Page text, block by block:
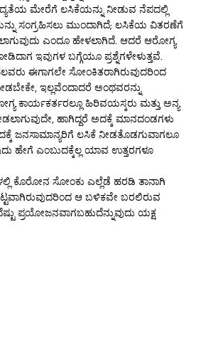
ಮೇರೆಗೆ ಲಸಿಕೆಯನ್ನು ನೀಡುವ ನೆಪದಲ್ಲಿ
ಸಂಗ್ರಹಿಸಲು ಮುಂದಾಗಿದೆ; ಲಸಿಕೆಯ ವಿತರಣೆಗೆ
ಎಂದೂ ಹೇಳಲಾಗಿದೆ. ಆದರೆ ಆರೋಗ್ಯ
ಇವುಗಳ ಬಗ್ಗೆಯೂ ಪ್ರಶ್ನೆಗಳೇಳುತ್ತವೆ.
ಈಗಾಗಲೇ ಸೋಂಕಿತರಾಗಿರುವುದರಿಂದ
ಇಲ್ಲವೆಂದಾದರೆ ಅಂಥವರನ್ನು
ಕಾರ್ಯಕರ್ತರಲ್ಲೂ ಹಿರಿವಯಸ್ಕರು ಮತ್ತು ಅನ್ಯ
ಹಾಗಿದ್ದರೆ ಅದಕ್ಕೆ ಮಾನದಂಡಗಳು
ಜನಸಾಮಾನ್ಯರಿಗೆ ಲಸಿಕೆ ನೀಡತೊಡಗುವಾಗಲೂ
ಹೇಗೆ ಎಂಬುದಕ್ಕೆಲ್ಲ ಯಾವ ಉತ್ತರಗಳೂ
ಕೊರೋನ ಸೋಂಕು ಎಲ್ಲೆಡೆ ಹರಡಿ ತಾನಾಗಿ
ಆ ಬಳಿಕವೇ ಬರಲಿರುವ
ಪ್ರಯೋಜನವಾಗಬಹುದೆನ್ನುವುದು ಯಕ್ಷ